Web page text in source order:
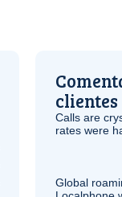
clientes
Calls are
rates were
Global